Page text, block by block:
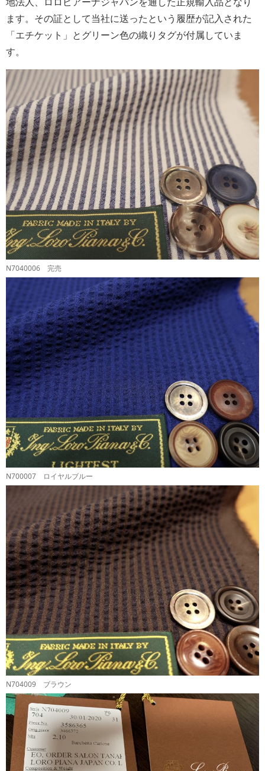
地法人、ロロピアーナジャパンを通した正規輸入品となり
ます。その証として当社に送ったという履歴が記入された
「エチケット」とグリーン色の織りタグが付属していま
す。
N7040006 完売
N700007 ロイヤルブルー
N704009 ブラウン